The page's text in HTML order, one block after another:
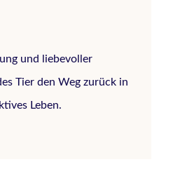
und liebevoller
Tier den Weg zurück in
Leben.